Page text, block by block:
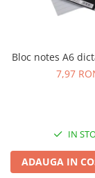
Bloc notes A6
7,97
IN
ADAUGA IN